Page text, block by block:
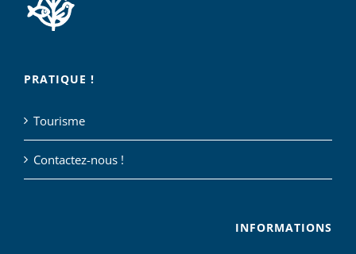
PRATIQUE !
Tourisme
Contactez-nous !
INFORMATIONS